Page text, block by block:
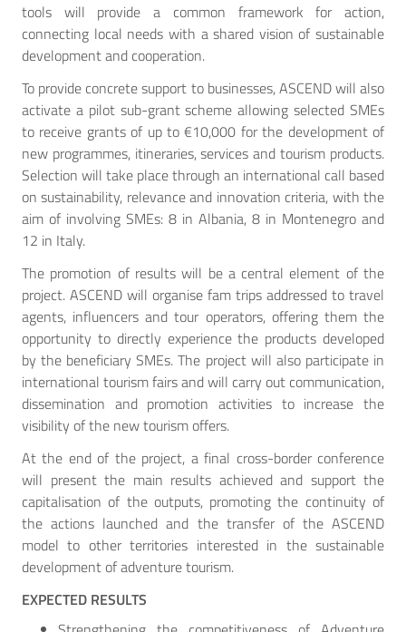
tools will provide a common framework for action,
connecting local needs with a shared vision of sustainable
development and cooperation.
To provide concrete support to businesses, ASCEND will also
activate a pilot sub-grant scheme allowing selected SMEs
to receive grants of up to €10,000 for the development of
new programmes, itineraries, services and tourism products.
Selection will take place through an international call based
on sustainability, relevance and innovation criteria, with the
aim of involving SMEs: 8 in Albania, 8 in Montenegro and
12 in Italy.
The promotion of results will be a central element of the
project. ASCEND will organise fam trips addressed to travel
agents, influencers and tour operators, offering them the
opportunity to directly experience the products developed
by the beneficiary SMEs. The project will also participate in
international tourism fairs and will carry out communication,
dissemination and promotion activities to increase the
visibility of the new tourism offers.
At the end of the project, a final cross-border conference
will present the main results achieved and support the
capitalisation of the outputs, promoting the continuity of
the actions launched and the transfer of the ASCEND
model to other territories interested in the sustainable
development of adventure tourism.
EXPECTED RESULTS